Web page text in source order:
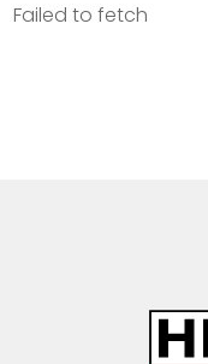
Failed to fetch